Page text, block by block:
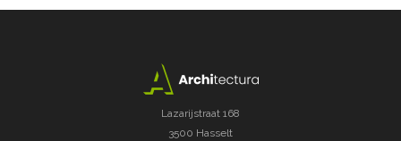
Lazarijstraat 168
3500 Hasselt